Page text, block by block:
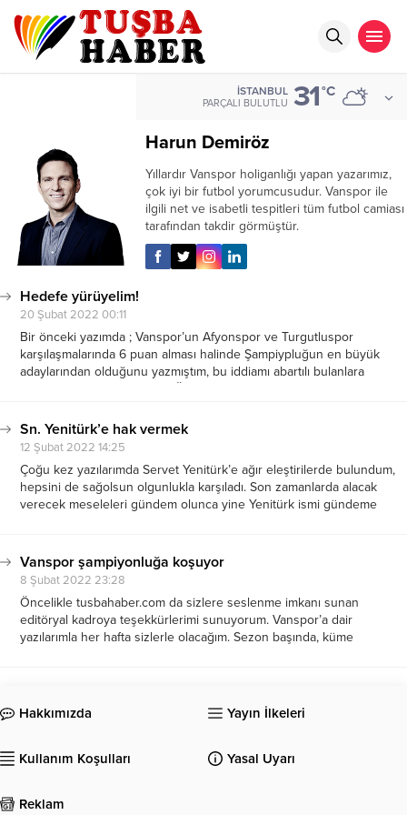
İSTANBUL
PARÇALI BULUTLU 31°C
Harun Demiröz
Yıllardır Vanspor holiganlığı yapan yazarımız,
çok iyi bir futbol yorumcusudur. Vanspor ile
ilgili net ve isabetli tespitleri tüm futbol camiası
tarafından takdir görmüştür.
Hedefe yürüyelim!
20 Şubat 2022 00:11
Bir önceki yazımda ; Vanspor’un Afyonspor ve Turgutluspor
karşılaşmalarında 6 puan alması halinde Şampiypluğun en büyük
adaylarından olduğunu yazmıştım, bu iddiamı abartılı bulanlara
Sn. Yenitürk’e hak vermek
12 Şubat 2022 14:25
Çoğu kez yazılarımda Servet Yenitürk’e ağır eleştirilerde bulundum,
hepsini de sağolsun olgunlukla karşıladı. Son zamanlarda alacak
verecek meseleleri gündem olunca yine Yenitürk ismi gündeme
Vanspor şampiyonluğa koşuyor
8 Şubat 2022 23:28
Öncelikle tusbahaber.com da sizlere seslenme imkanı sunan
editöryal kadroya teşekkürlerimi sunuyorum. Vanspor’a dair
yazılarımla her hafta sizlerle olacağım. Sezon başında, küme
Hakkımızda Yayın İlkeleri
Kullanım Koşulları Yasal Uyarı
Reklam